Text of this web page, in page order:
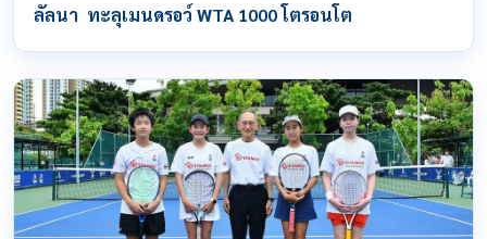
ลัลนา ทะลุเมนดรอว์ WTA 1000 โตรอนโต